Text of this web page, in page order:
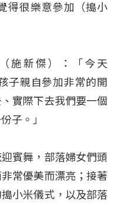
得很樂意參加（搗小
施新傑）：「今天
子親自參加非常的開
實際下去我們要一個
子。」
賓舞，部落婦女們頭
常優美而漂亮；接著
小米儀式，以及部落